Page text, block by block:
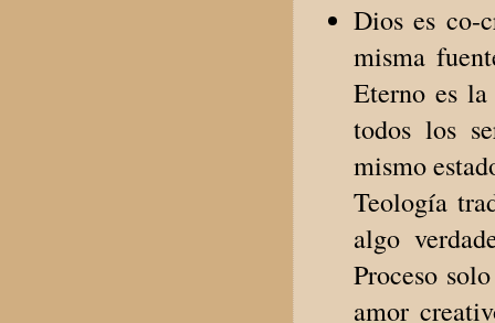
Dios es co-
misma
Eterno es
todos los
mismo
Teología
algo
Proceso
amor